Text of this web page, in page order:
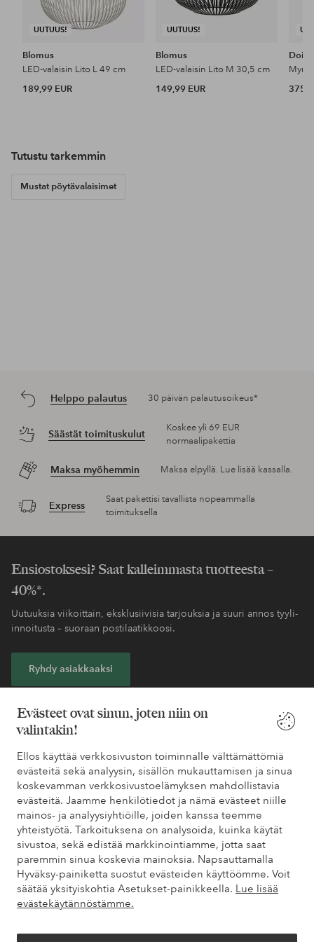
Evästeet ovat sinun, joten niin on
valintakin!
Ellos käyttää verkkosivuston toiminnalle välttämättömiä
evästeitä sekä analyysin, sisällön mukauttamisen ja sinua
koskevamman verkkosivustoelämyksen mahdollistavia
evästeitä. Jaamme henkilötiedot ja nämä evästeet niille
mainos- ja analyysiyhtiöille, joiden kanssa teemme
yhteistyötä. Tarkoituksena on analysoida, kuinka käytät
sivustoa, sekä edistää markkinointiamme, jotta saat
paremmin sinua koskevia mainoksia. Napsauttamalla
Hyväksy-painiketta suostut evästeiden käyttöömme. Voit
säätää yksityiskohtia Asetukset-painikkeella. Lue lisää
evästekäytännöstämme.
UUTUUS!
Blomus
LED-valaisin Lito L 49 cm
189,99 EUR
UUTUUS!
Blomus
LED-valaisin Lito M 30,5 cm
149,99 EUR
375
Tutustu tarkemmin
Mustat pöytävalaisimet
Helppo palautus 30 päivän palautusoikeus*
Säästät toimituskulut
Koskee yli 69 EUR
normaalipakettia
Maksa myöhemmin Maksa elpyllä. Lue lisää kassalla.
Express
Saat pakettisi tavallista nopeammalla
toimituksella
Ensiostoksesi? Saat kalleimmasta tuotteesta –
40%*.
Uutuuksia viikoittain, eksklusiivisia tarjouksia ja suuri annos tyyli-
innoitusta – suoraan postilaatikkoosi.
Ryhdy asiakkaaksi
Tarvitsetko apua?
Löydät vastaukset useimmin kysyttyihin kysymyksiin usein
kysytyistä kysymyksistä. Löydät myös tietoa siitä, miten voit ottaa
meihin yhteyttä.
Asiakaspalvelu Tilaukset Maksutavat
Omat sivut